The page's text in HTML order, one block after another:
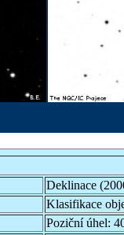
Deklinace
Klasifikace
Poziční úhel: